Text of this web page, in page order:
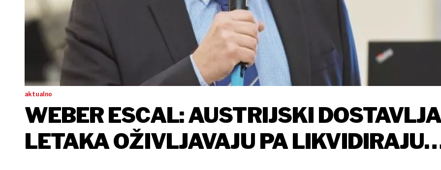
aktualno
WEBER ESCAL: AUSTRIJSKI
LETAKA OŽIVLJAVAJU PA LIKVIDIRAJU